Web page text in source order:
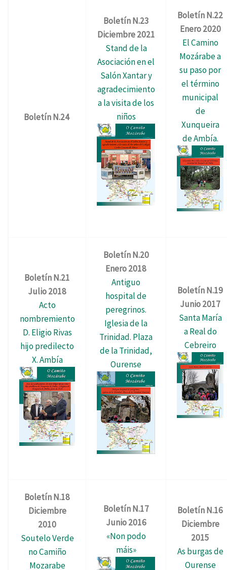
Boletín N.24
Boletín N.23
Diciembre 2021
Stand de la
Asociación en el
Salón Xantar y
agradecimiento
a la visita de los
niños
Boletín N.22
Enero 2020
El Camino
Mozárabe a
su paso por
el término
municipal
de
Xunqueira
de Ambía.
Boletín N.21
Julio 2018
Acto
nombremiento
D. Eligio Rivas
hijo predilecto
X. Ambía
Boletín N.20
Enero 2018
Antiguo
hospital de
peregrinos.
Iglesia de la
Trinidad. Plaza
de la Trinidad,
Ourense
Boletín N.19
Junio 2017
Santa María
a Real do
Cebreiro
Boletín N.18
Diciembre
2010
Soutelo Verde
no Camiño
Mozarabe
Boletín N.17
Junio 2016
«Non podo
máis»
Boletín N.16
Diciembre
2015
As burgas de
Ourense